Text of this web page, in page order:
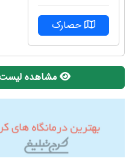
حصارک
مشاهده لیست